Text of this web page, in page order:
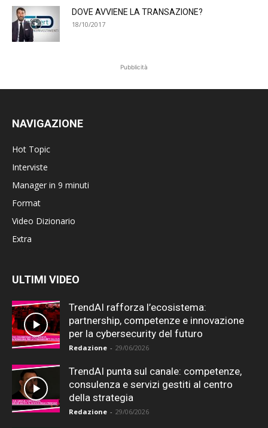
DOVE AVVIENE LA TRANSAZIONE?
18/10/2017
Pubblicità
NAVIGAZIONE
Hot Topic
Interviste
Manager in 9 minuti
Format
Video Dizionario
Extra
ULTIMI VIDEO
TrendAI rafforza l’ecosistema:
partnership, competenze e innovazione
per la cybersecurity del futuro
Redazione - 29/06/2026
TrendAI punta sul canale: competenze,
consulenza e servizi gestiti al centro
della strategia
Redazione - 29/06/2026